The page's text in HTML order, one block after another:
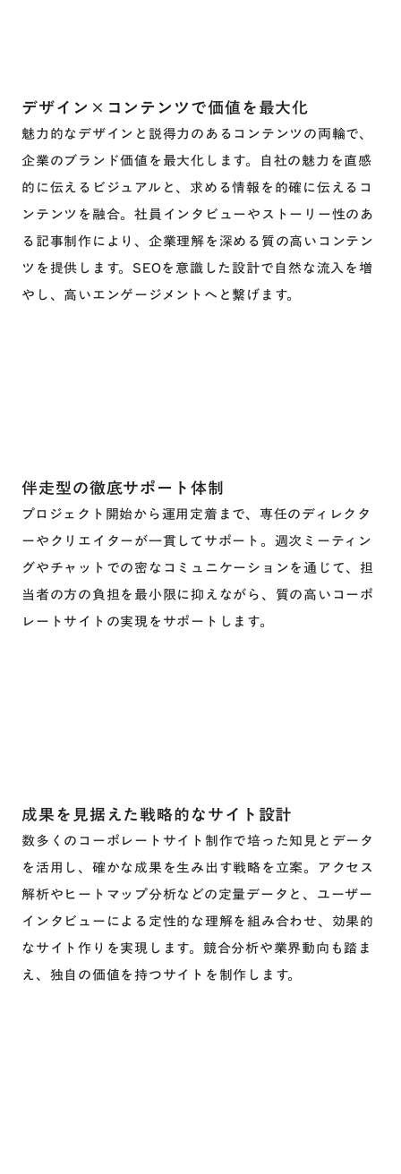
デザイン×コンテンツで価値を最大化
魅力的なデザインと説得力のあるコンテンツの両輪で、
企業のブランド価値を最大化します。自社の魅力を直感
的に伝えるビジュアルと、求める情報を的確に伝えるコ
ンテンツを融合。社員インタビューやストーリー性のあ
る記事制作により、企業理解を深める質の高いコンテン
ツを提供します。SEOを意識した設計で自然な流入を増
やし、高いエンゲージメントへと繋げます。
伴走型の徹底サポート体制
プロジェクト開始から運用定着まで、専任のディレクタ
ーやクリエイターが一貫してサポート。週次ミーティン
グやチャットでの密なコミュニケーションを通じて、担
当者の方の負担を最小限に抑えながら、質の高いコーポ
レートサイトの実現をサポートします。
成果を見据えた戦略的なサイト設計
数多くのコーポレートサイト制作で培った知見とデータ
を活用し、確かな成果を生み出す戦略を立案。アクセス
解析やヒートマップ分析などの定量データと、ユーザー
インタビューによる定性的な理解を組み合わせ、効果的
なサイト作りを実現します。競合分析や業界動向も踏ま
え、独自の価値を持つサイトを制作します。